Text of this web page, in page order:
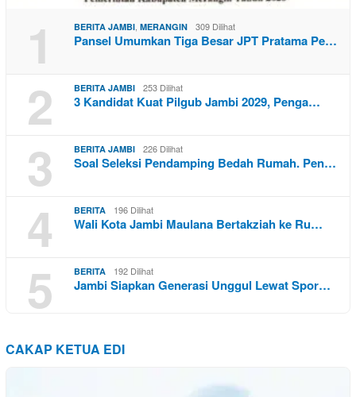
1 BERITA JAMBI, MERANGIN 309 Dilihat
Pansel Umumkan Tiga Besar JPT Pratama Pe…
2 BERITA JAMBI 253 Dilihat
3 Kandidat Kuat Pilgub Jambi 2029, Penga…
3 BERITA JAMBI 226 Dilihat
Soal Seleksi Pendamping Bedah Rumah. Pen…
4 BERITA 196 Dilihat
Wali Kota Jambi Maulana Bertakziah ke Ru…
5 BERITA 192 Dilihat
Jambi Siapkan Generasi Unggul Lewat Spor…
CAKAP KETUA EDI